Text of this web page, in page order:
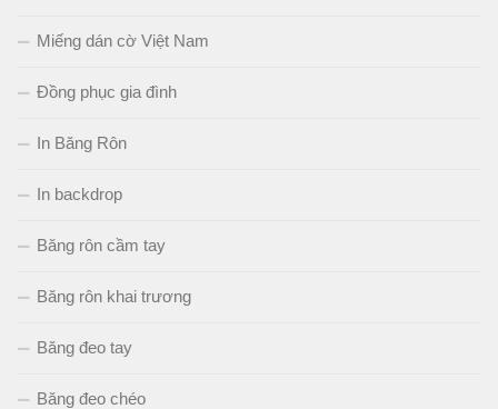
Miếng dán cờ Việt Nam
Đồng phục gia đình
In Băng Rôn
In backdrop
Băng rôn cầm tay
Băng rôn khai trương
Băng đeo tay
Băng đeo chéo